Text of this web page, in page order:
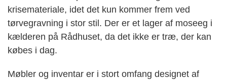
krisemateriale, idet det kun kommer frem ved
tørvegravning i stor stil. Der er et lager af moseeg i
kælderen på Rådhuset, da det ikke er træ, der kan
købes i dag.
Møbler og inventar er i stort omfang designet af